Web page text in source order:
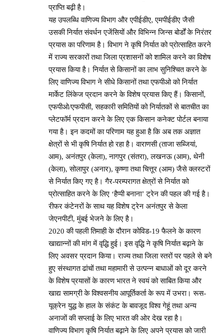
प्राप्ति बढ़ी है।
यह उपलब्धि वाणिज्य विभाग और एपीईडीए, एमपीईडीए जैसी
उसकी निर्यात संवर्धन एजेंसियों और विभिन्न जिन्स बोर्डों के निरंतर
प्रयास का परिणाम है। विभाग ने कृषि निर्यात को प्रोत्साहित करने
में राज्य सरकारों तथा जिला प्रशासनों को शामिल करने का विशेष
प्रयास किया है। निर्यात से किसानों का लाभ सुनिश्चित करने के
लिए वाणिज्य विभाग ने सीधे किसानों तथा एफपीओ को निर्यात
मार्केट लिंकेज प्रदान करने के विशेष प्रयास किए हैं। किसानों,
एफपीओ/एफपीसी, सहकारी समितियों को निर्यातकों से बातचीत का
प्लेटफॉर्म प्रदान करने के लिए एक किसान कनेक्ट पोर्टल बनाया
गया है। इन कदमों का परिणाम यह हुआ है कि अब तक अज्ञात
क्षेत्रों से भी कृषि निर्यात हो रहा है। वाराणसी (ताजा सब्जियां,
आम), अनंतपुर (केला), नागपुर (संतरा), लखनऊ (आम), थेनी
(केला), सोलापुर (अनार), कृष्णा तथा चित्तूर (आम) जैसे क्लस्टरों
से निर्यात किए गए है। गैर-परम्परागत क्षेत्रों से निर्यात को
प्रोत्साहित करने के लिए ‘हैप्पी बनाना’ ट्रेन की पहल की गई है।
रीफर कंटेनरों के साथ यह विशेष ट्रेन अनंतपुर से केला
जेएनपीटी, मुंबई भेजने के लिए है।
2020 की पहली तिमाही के दौरान कोविड-19 फैलने के कारण
खाद्यान्नों की मांग में वृद्धि हुई। इस वृद्धि ने कृषि निर्यात बढ़ाने के
लिए अवसर प्रदान किया। राज्य तथा जिला स्तरों पर पहले से बने
हुए संस्थागत ढांचों तथा महामारी से उत्पन्न बाधाओं को दूर करने
के विशेष प्रयासों के कारण भारत ने स्वयं को साबित किया और
खाद्य सामग्री के विश्वसनीय आपूर्तिकर्ता के रूप में उभरा। रूस-
यूक्रेन युद्ध के हाल के संकंट के बावजूद विश्व गेहूं तथा अन्य
अनाजों की सप्लाई के लिए भारत की ओर देख रहा है।
वाणिज्य विभाग कृषि निर्यात बढ़ाने के लिए अपने प्रयास को जारी